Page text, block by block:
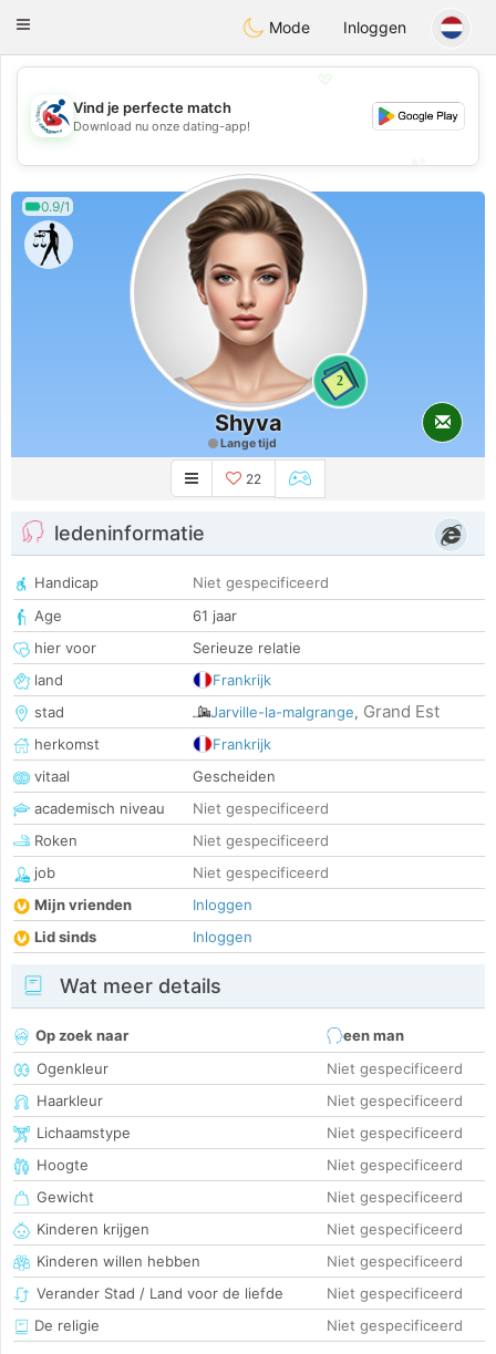
Handi Space
Toggle
Mode Inloggen
💖
💕
Vind je perfecte match
Download nu onze dating-app!
0.9/1
2
Shyva
Lange tijd
22
ledeninformatie
Handicap
Niet gespecificeerd
Age
61 jaar
hier voor
Serieuze relatie
land
Frankrijk
stad
Jarville-la-malgrange, Grand Est
herkomst
Frankrijk
vitaal
Gescheiden
academisch niveau
Niet gespecificeerd
Roken
Niet gespecificeerd
job
Niet gespecificeerd
Mijn vrienden
Inloggen
Lid sinds
Inloggen
Wat meer details
Op zoek naar
een man
Ogenkleur
Niet gespecificeerd
Haarkleur
Niet gespecificeerd
Lichaamstype
Niet gespecificeerd
Hoogte
Niet gespecificeerd
Gewicht
Niet gespecificeerd
Kinderen krijgen
Niet gespecificeerd
Kinderen willen hebben
Niet gespecificeerd
Verander Stad / Land voor de liefde
Niet gespecificeerd
De religie
Niet gespecificeerd